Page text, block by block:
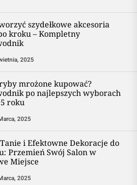
szydełkowe akcesoria
kroku – Kompletny
2025
mrożone kupować?
po najlepszych wyborach
roku
2025
i Efektowne Dekoracje do
Przemień Swój Salon w
Miejsce
2025